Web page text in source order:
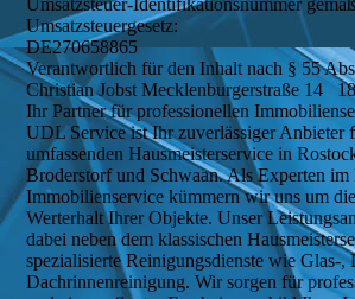
Umsatzsteuer-Identifikationsnummer
Umsatzsteuergesetz:
DE270658865
Verantwortlich für den Inhalt nach § 55
Christian Jobst Mecklenburgerstraße 14
Ihr Partner für professionellen
UDL Service ist Ihr zuverlässiger Anbieter
umfassenden Hausmeisterservice in
Broderstorf und Schwaan. Als Experten im
Immobilienservice kümmern wir uns um
Werterhalt Ihrer Objekte. Unser
dabei neben dem klassischen
spezialisierte Reinigungsdienste wie Glas-,
Dachrinnenreinigung. Wir sorgen für